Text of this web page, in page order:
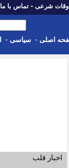
اوقات شرعی - تماس با ما
اصلی - سیاسی -
اخبار قلب